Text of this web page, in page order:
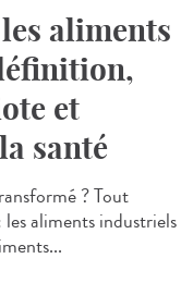
aliments
et
santé
? Tout
aliments industriels